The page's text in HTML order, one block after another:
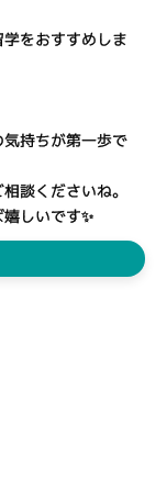
をおすすめしま
持ちが第一歩で
談くださいね。
しいです✨